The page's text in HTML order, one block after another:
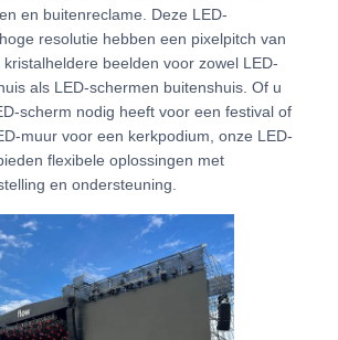
ons op
en buitenreclame. Deze LED-
resolutie hebben een pixelpitch van
beelden voor zowel LED-
als LED-schermen buitenshuis. Of u
scherm nodig heeft voor een festival of
muur voor een kerkpodium, onze LED-
flexibele oplossingen met
en ondersteuning.